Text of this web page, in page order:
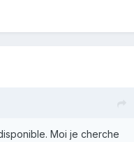
Moi je cherche